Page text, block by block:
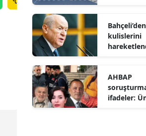
kulislerini
yansımalı
AHBAP
ifadeler: